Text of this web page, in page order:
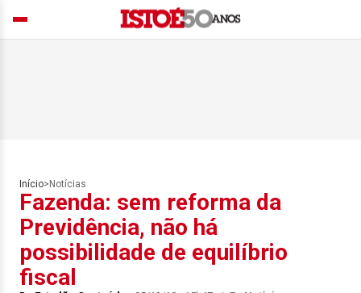
Início> Notícias
Fazenda: sem reforma da
Previdência, não há
possibilidade de equilíbrio
fiscal